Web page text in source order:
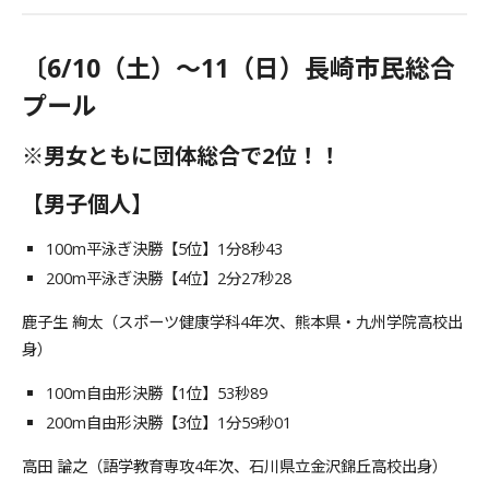
〔6/10（土）～11（日）長崎市民総合
プール
※男女ともに団体総合で2位！！
【男子個人】
100m平泳ぎ決勝【5位】1分8秒43
200m平泳ぎ決勝【4位】2分27秒28
鹿子生 絢太（スポーツ健康学科4年次、熊本県・九州学院高校出
身）
100m自由形決勝【1位】53秒89
200m自由形決勝【3位】1分59秒01
高田 論之（語学教育専攻4年次、石川県立金沢錦丘高校出身）